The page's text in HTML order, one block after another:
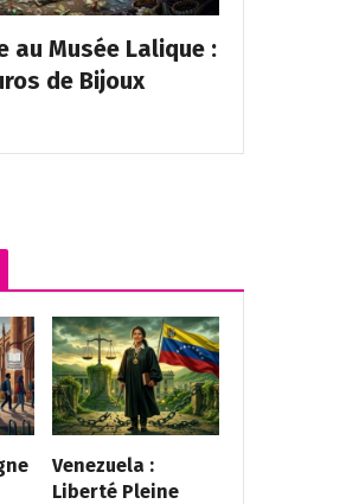
au Musée Lalique :
de Bijoux
Venezuela :
Liberté Pleine